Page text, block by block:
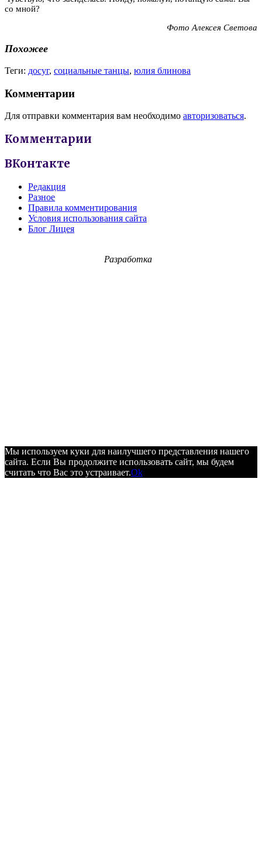
со мной?
Фото Алексея Светова
Похожее
Теги: досуг, социальные танцы, юлия блинова
Комментарии
Для отправки комментария вам необходимо авторизоваться.
Комментарии
ВКонтакте
Редакция
Разное
Правила комментирования
Условия использования сайта
Блог Лицея
Разработка
Мы используем куки для наилучшего представления нашего
сайта. Если Вы продолжите использовать сайт, мы будем
считать что Вас это устраивает.Ok